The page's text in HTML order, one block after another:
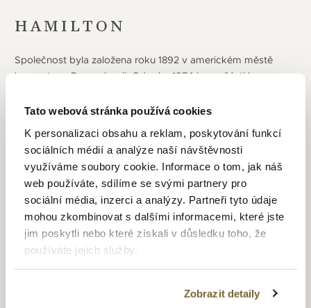
Tato webová stránka používá cookies
K personalizaci obsahu a reklam, poskytování funkcí
sociálních médií a analýze naší návštěvnosti
využíváme soubory cookie. Informace o tom, jak náš
web používáte, sdílíme se svými partnery pro
sociální média, inzerci a analýzy. Partneři tyto údaje
mohou zkombinovat s dalšími informacemi, které jste
jim poskytli nebo které získali v důsledku toho, že
používáte jejich služby.
Zobrazit detaily
HAMILTON
Společnost byla založena roku 1892 v americkém městě
Lancaster v Pennsylvanii. Od roku 1974 je součásti koncernu
přesunu výroby do Švýcarska. Velmi brzy se stal největším
USA, čímž jeho velmi přesné hodinky získaly přezdívku
„hodinky s železniční přesností“. Při obou světových válkách
byl Hamilton hlavním dodavatelem hodinek pro americkou
armádu, což ovšem v roce 1942 vyústilo v přerušení
dodávek na civilní trh, který trval až do konce války. S
rozvojem letectví začala používat hodinky Hamilton i
Americká letecká pošta při letech mezi Washigtonem a New
Yorkem. A od roku 1930 se firma stala dokonce oficiálním
dodavatelem hodinek pro komerční lety v USA. I dnes jsou
válce se začaly hodinky Hamilton objevovat ve filmech a tím